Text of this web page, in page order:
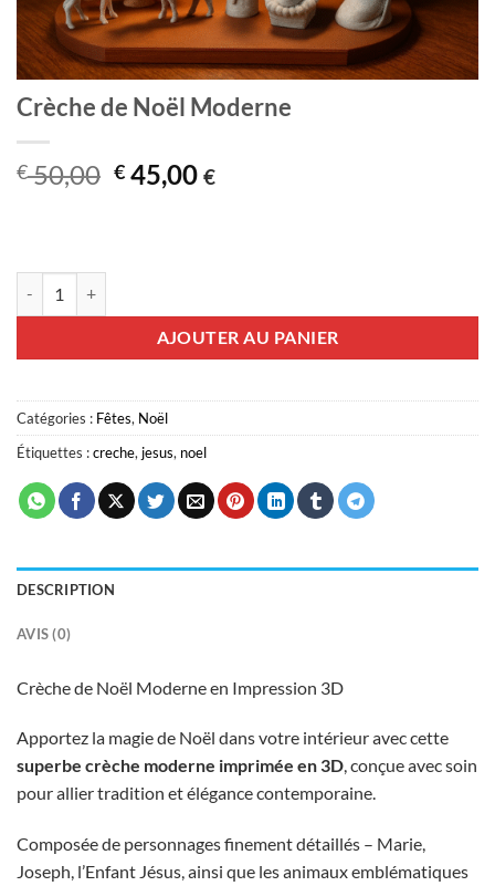
Crèche de Noël Moderne
€50,00 Le
€ 45,00Le
€
AJOUTER AU PANIER
Catégories : Fêtes, Noël
Étiquettes :creche, jesus, noel
DESCRIPTION
AVIS (0)
Crèche de Noël Moderne en Impression 3D
Apportez la magie de Noël dans votre intérieur avec cette
superbe crèche moderne imprimée en 3D, conçue avec soin
pour allier tradition et élégance contemporaine.
Composée de personnages finement détaillés – Marie,
Joseph, l’Enfant Jésus, ainsi que les animaux emblématiques